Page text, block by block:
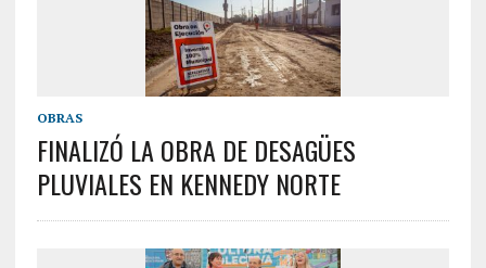
OBRAS
FINALIZÓ LA OBRA DE DESAGÜES
PLUVIALES EN KENNEDY NORTE